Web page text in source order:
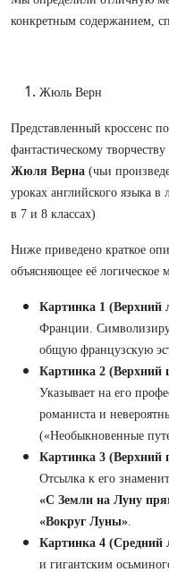
конкретным содержанием,
Жюль Верн
Представленный кроссенс
фантастическому
Жюля Верна (чьи
уроках английского языка в
в 7 и 8 классах)
Ниже приведено краткое
объясняющее её логическое
Картинка 1 (Верхний
Франции.
общую французскую
Картинка 2 (Верхний
Указывает на его
романиста и
(«Необыкновенные
Картинка 3 (Верхний
Отсылка к его
«С Земли на Луну
«Вокруг Луны».
Картинка 4 (Средний
и гигантским